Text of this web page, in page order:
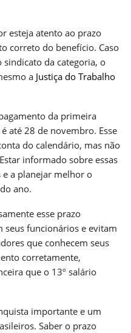
esteja atento ao prazo
correto do benefício. Caso
da categoria, o
a Justiça do Trabalho
da primeira
até 28 de novembro. Esse
do calendário, mas não
informado sobre essas
a planejar melhor o
ano.
esse prazo
funcionários e evitam
que conhecem seus
corretamente,
que o 13º salário
importante e um
Saber o prazo